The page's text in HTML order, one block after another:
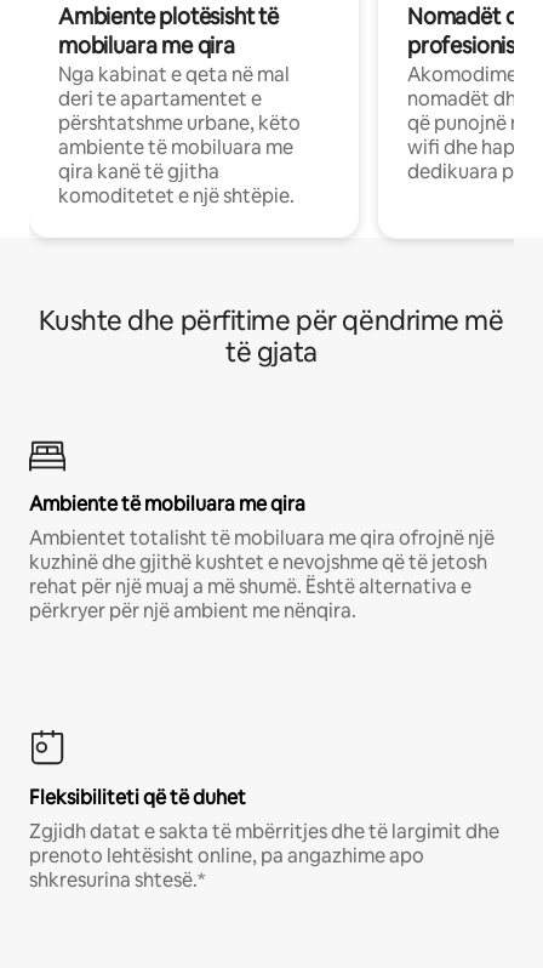
Ambiente plotësisht të
mobiluara me qira
Nga kabinat e qeta në mal
deri te apartamentet e
përshtatshme urbane, këto
ambiente të mobiluara me
qira kanë të gjitha
komoditetet e një shtëpie.
Nomadët
Akomodime
nomadët dhe
që punojnë në
wifi dhe
dedikuara
Kushte dhe përfitime për qëndrime më
të gjata
Ambiente të mobiluara me qira
Ambientet totalisht të mobiluara me qira ofrojnë një
kuzhinë dhe gjithë kushtet e nevojshme që të jetosh
rehat për një muaj a më shumë. Është alternativa e
përkryer për një ambient me nënqira.
Fleksibiliteti që të duhet
Zgjidh datat e sakta të mbërritjes dhe të largimit dhe
prenoto lehtësisht online, pa angazhime apo
shkresurina shtesë.*